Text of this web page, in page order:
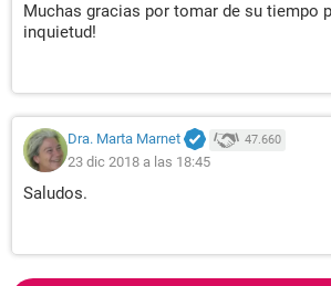
Muchas gracias por tomar de su tiempo
inquietud!
Dra. Marta Marnet 47.660
23 dic 2018 a las 18:45
Saludos.